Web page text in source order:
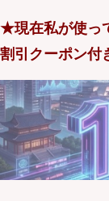
★現在私が使っ
割引クーポン付